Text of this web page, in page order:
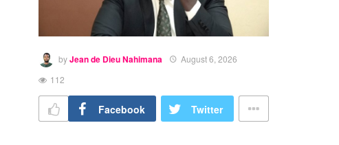
byJean de Dieu Nahimana
August 6, 2026
112
Facebook Twitter